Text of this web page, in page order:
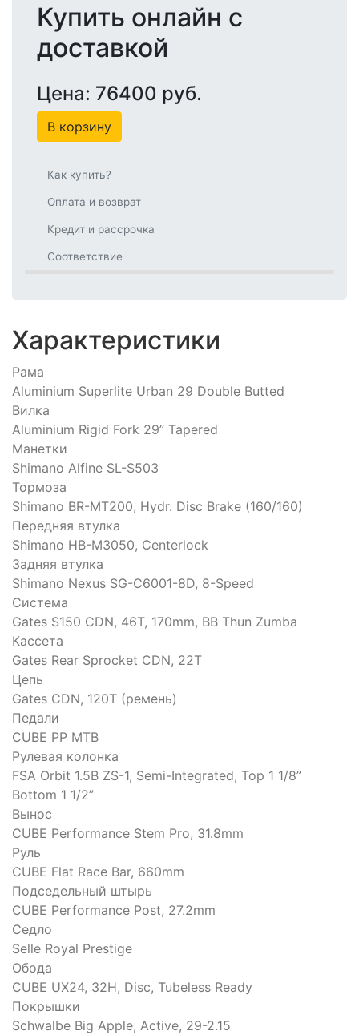
Купить онлайн с
доставкой
Цена: 76400 руб.
В корзину
Как купить?
Оплата и возврат
Кредит и рассрочка
Соответствие
Характеристики
Рама
Aluminium Superlite Urban 29 Double Butted
Вилка
Aluminium Rigid Fork 29” Tapered
Манетки
Shimano Alfine SL-S503
Тормоза
Shimano BR-MT200, Hydr. Disc Brake (160/160)
Передняя втулка
Shimano HB-M3050, Centerlock
Задняя втулка
Shimano Nexus SG-C6001-8D, 8-Speed
Система
Gates S150 CDN, 46T, 170mm, BB Thun Zumba
Кассета
Gates Rear Sprocket CDN, 22T
Цепь
Gates CDN, 120T (ремень)
Педали
CUBE PP MTB
Рулевая колонка
FSA Orbit 1.5B ZS-1, Semi-Integrated, Top 1 1/8”
Bottom 1 1/2”
Вынос
CUBE Performance Stem Pro, 31.8mm
Руль
CUBE Flat Race Bar, 660mm
Подседельный штырь
CUBE Performance Post, 27.2mm
Седло
Selle Royal Prestige
Обода
CUBE UX24, 32H, Disc, Tubeless Ready
Покрышки
Schwalbe Big Apple, Active, 29-2.15